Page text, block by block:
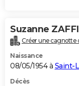
Suzanne
Créer une cagnotte
Naissance
08/05/1954 à Saint-
Décès